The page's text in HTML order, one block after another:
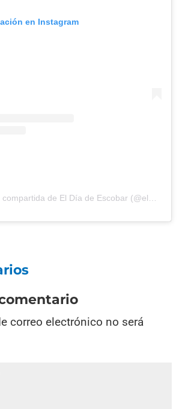
en Instagram
correo electrónico no será